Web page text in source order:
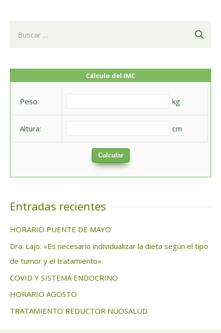
Cálculo del IMC
Peso: kg
Altura: cm
Calcular
Entradas recientes
HORARIO PUENTE DE MAYO
Dra. Lajo: «Es necesario individualizar la dieta según el tipo
de tumor y el tratamiento»
COVID Y SISTEMA ENDOCRINO
HORARIO AGOSTO
TRATAMIENTO REDUCTOR NUOSALUD